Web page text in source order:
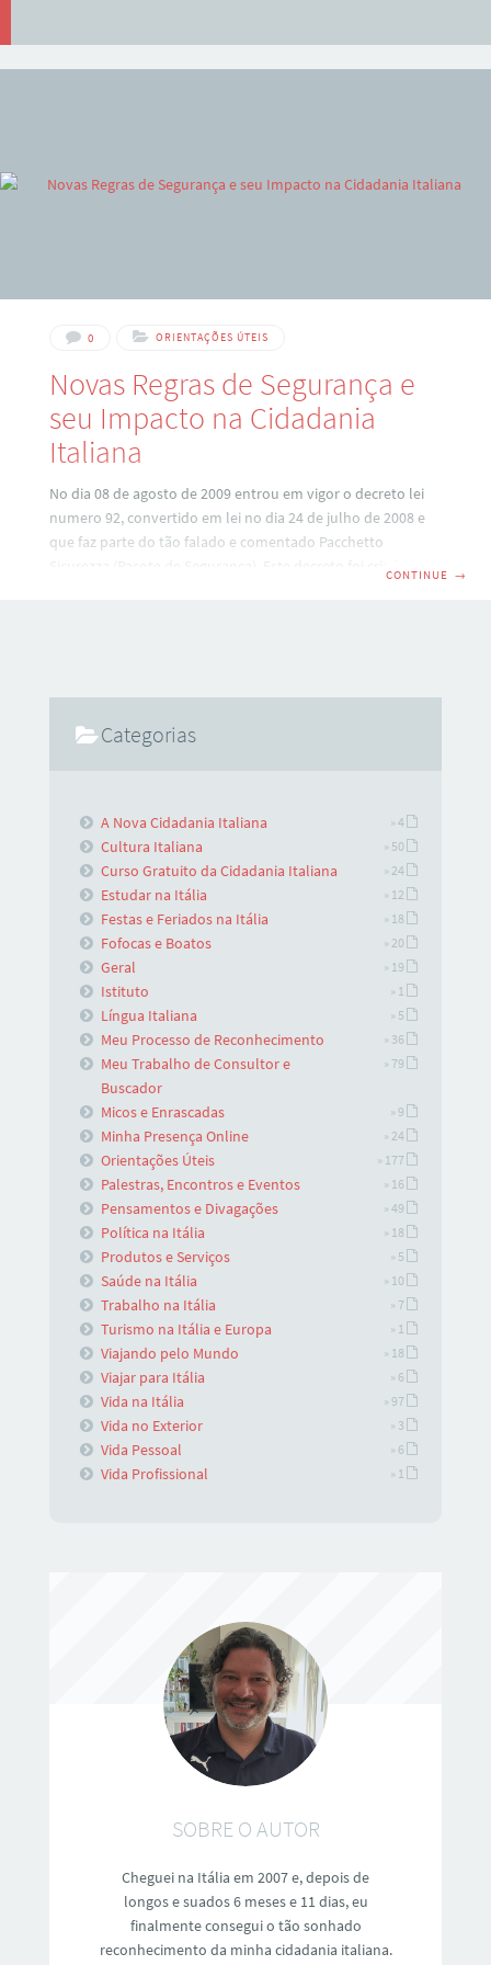
0 ORIENTAÇÕES ÚTEIS
Novas Regras de Segurança e
seu Impacto na Cidadania
Italiana
No dia 08 de agosto de 2009 entrou em vigor o decreto lei
numero 92, convertido em lei no dia 24 de julho de 2008 e
que faz parte do tão falado e comentado Pacchetto
CONTINUE →
Categorias
A Nova Cidadania Italiana » 4
Cultura Italiana » 50
Curso Gratuito da Cidadania Italiana » 24
Estudar na Itália » 12
Festas e Feriados na Itália » 18
Fofocas e Boatos » 20
Geral » 19
Istituto » 1
Língua Italiana » 5
Meu Processo de Reconhecimento » 36
Meu Trabalho de Consultor e
Buscador
» 79
Micos e Enrascadas » 9
Minha Presença Online » 24
Orientações Úteis » 177
Palestras, Encontros e Eventos » 16
Pensamentos e Divagações » 49
Política na Itália » 18
Produtos e Serviços » 5
Saúde na Itália » 10
Trabalho na Itália » 7
Turismo na Itália e Europa » 1
Viajando pelo Mundo » 18
Viajar para Itália » 6
Vida na Itália » 97
Vida no Exterior » 3
Vida Pessoal » 6
Vida Profissional » 1
SOBRE O AUTOR
Cheguei na Itália em 2007 e, depois de
longos e suados 6 meses e 11 dias, eu
finalmente consegui o tão sonhado
reconhecimento da minha cidadania italiana.